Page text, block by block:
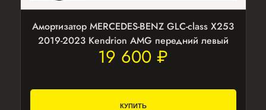
Амортизатор MERCEDES-BENZ GLC-class X253
2019-2023 Kendrion AMG передний левый
19 600 ₽
КУПИТЬ